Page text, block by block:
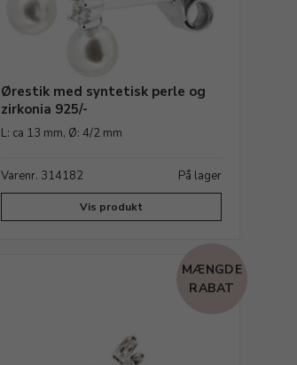
Ørestik med syntetisk perle og
zirkonia 925/-
L: ca 13 mm, Ø: 4/2 mm
Varenr. 314182 På lager
Vis produkt
MÆNGDE
RABAT